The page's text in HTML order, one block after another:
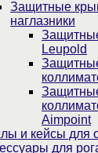
Защитные
наглазники
Leupold
Aimpoint
и кейсы для
для